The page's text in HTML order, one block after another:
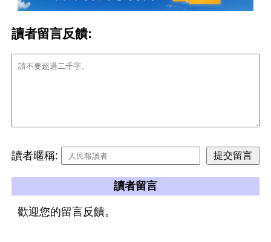
讀者留言反饋:
讀者暱稱:
讀者留言
歡迎您的留言反饋。